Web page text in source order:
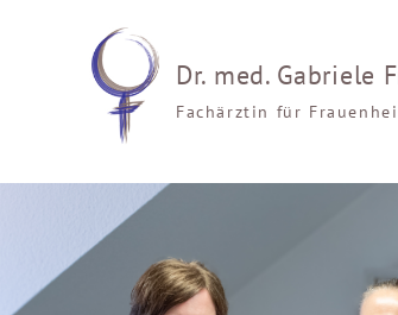
Dr. med. Gabriele
Fachärztin für